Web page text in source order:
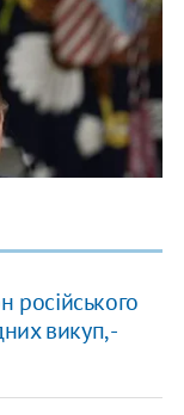
російського
викуп, -